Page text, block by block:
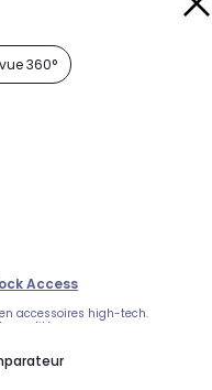
360°
Access
accessoires high-tech.
qualité.